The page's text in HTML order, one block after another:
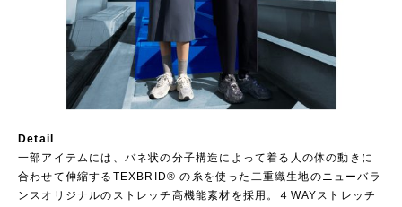
Detail
一部アイテムには、バネ状の分子構造によって着る人の体の動きに
合わせて伸縮するTEXBRID® の糸を使った二重織生地のニューバラ
ンスオリジナルのストレッチ高機能素材を採用。４WAYストレッチ